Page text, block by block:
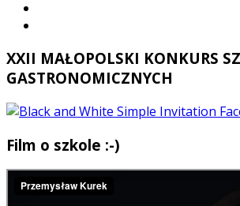
XXII MAŁOPOLSKI KONKURS
GASTRONOMICZNYCH
Film o szkole :-)